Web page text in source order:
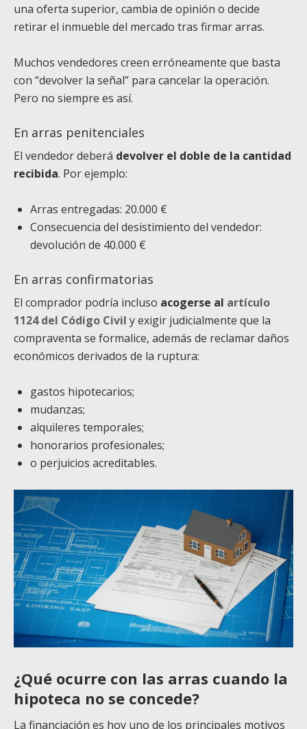
una oferta superior, cambia de opinión o decide
retirar el inmueble del mercado tras firmar arras.
Muchos vendedores creen erróneamente que basta
con “devolver la señal” para cancelar la operación.
Pero no siempre es así.
En arras penitenciales
El vendedor deberá devolver el doble de la cantidad
recibida. Por ejemplo:
Arras entregadas: 20.000 €
Consecuencia del desistimiento del vendedor:
devolución de 40.000 €
En arras confirmatorias
El comprador podría incluso acogerse al artículo
1124 del Código Civil y exigir judicialmente que la
compraventa se formalice, además de reclamar daños
económicos derivados de la ruptura:
gastos hipotecarios;
mudanzas;
alquileres temporales;
honorarios profesionales;
o perjuicios acreditables.
¿Qué ocurre con las arras cuando la
hipoteca no se concede?
La financiación es hoy uno de los principales motivos